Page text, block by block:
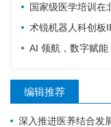
国家级医学培训在北京亦庄
术锐机器人科创板IPO获受理
AI 领航，数字赋能
编辑推荐
深入推进医养结合发